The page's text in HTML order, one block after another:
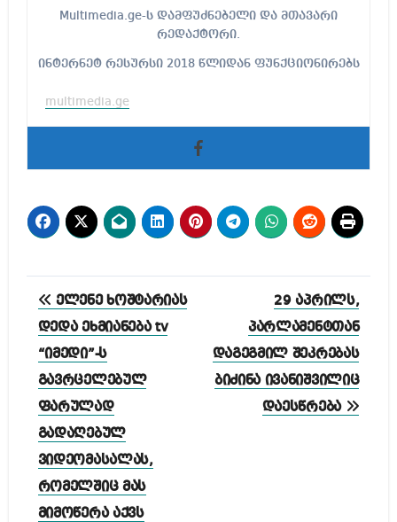
Multimedia.ge-ს დამფუძნებელი და მთავარი
რედაქტორი.
ინტერნეტ რესურსი 2018 წლიდან ფუნქციონირებს
multimedia.ge
პოსტის
ნავიგაცია
ელენე ხოშტარიას
დედა ეხმიანება tv
“იმედი”-ს
გავრცელებულ
ფარულად
გადაღებულ
ვიდეომასალას,
რომელშიც მას
მიმოწერა აქვს
29 აპრილს,
პარლამენტთან
დაგეგმილ შეკრებას
ბიძინა ივანიშვილიც
დაესწრება